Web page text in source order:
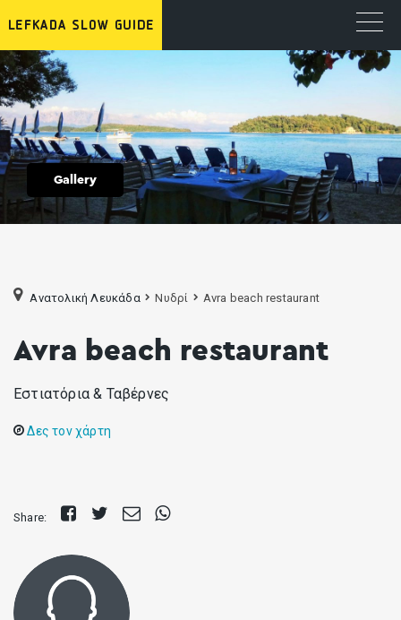
Gallery
Ανατολική Λευκάδα Νυδρί Avra beach restaurant
Avra beach restaurant
Εστιατόρια & Ταβέρνες
Δες τον χάρτη
Share:
Share
Tweet
SendShare
on